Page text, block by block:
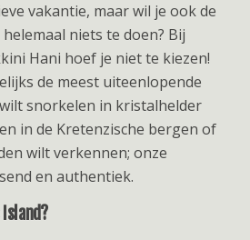
vakantie, maar wil je ook de
niets te doen? Bij
Hani hoef je niet te kiezen!
de meest uiteenlopende
snorkelen in kristalhelder
in de Kretenzische bergen of
wilt verkennen; onze
en authentiek.